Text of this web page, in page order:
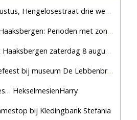
drie weken dicht voor doorgaand verkeer
Perioden met zon en droog
zaterdag 8 augustus, marktplein Haaksbergen
bij museum De Lebbenbrugge
HekselmesienHarry
bij Kledingbank Stefania